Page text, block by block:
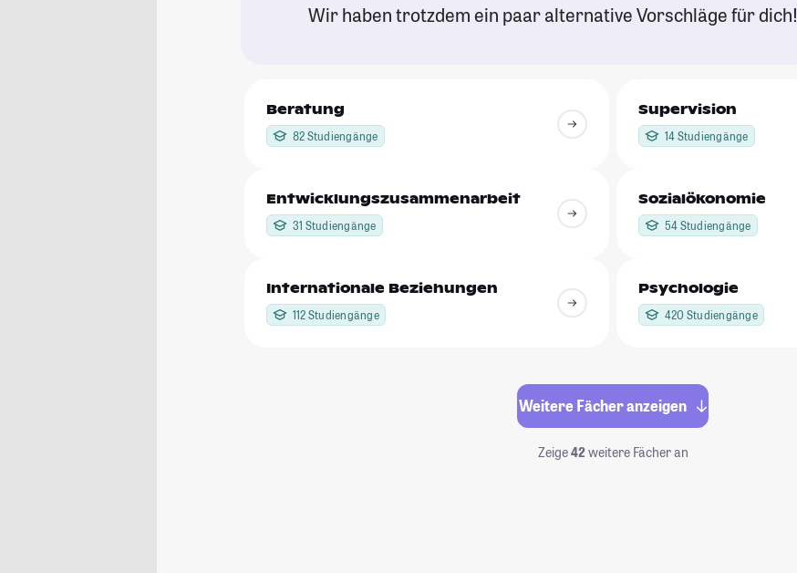
Wir haben trotzdem ein paar alternative Vorschläge für dich!
Beratung
82 Studiengänge
Supervision
14 Studiengänge
Entwicklungszusammenarbeit
31 Studiengänge
Sozialökonomie
54 Studiengänge
Internationale Beziehungen
112 Studiengänge
Psychologie
420 Studiengänge
Weitere Fächer anzeigen
Zeige42weitere Fächer an